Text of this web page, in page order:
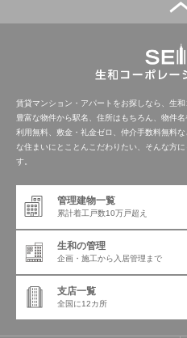
賃貸マンション・アパートをお探しなら、生
豊富な物件から駅名、住所はもちろん、物件
利用無料、敷金・礼金ゼロ、仲介手数料無料
な住まいにとことんこだわりたい、そんな方
す。
管理建物一覧
累計着工戸数10万戸超え
生和の管理
企画・施工から 入居管理まで
支店一覧
全国に12カ所